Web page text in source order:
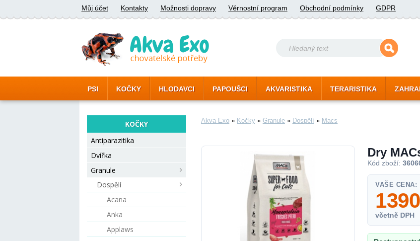
Můj účet Kontakty Možnosti dopravy Věrnostní program Obchodní podmínky GDPR
PSI KOČKY HLODAVCI PAPOUŠCI AKVARISTIKA TERARISTIKA
KOČKY
Antiparazitika
Dvířka
Granule
Dospělí
Acana
Anka
Applaws
Akva Exo » Kočky » Granule » Dospělí » Macs
Dry
Kód zboží:
VAŠE CENA:
1390
včetně DPH